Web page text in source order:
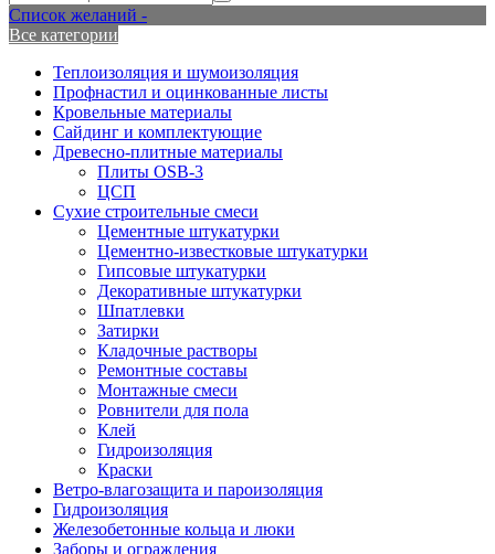
Список желаний -
Все категории
Теплоизоляция и шумоизоляция
Профнастил и оцинкованные листы
Кровельные материалы
Сайдинг и комплектующие
Древесно-плитные материалы
Плиты OSB-3
ЦСП
Сухие строительные смеси
Цементные штукатурки
Цементно-известковые штукатурки
Гипсовые штукатурки
Декоративные штукатурки
Шпатлевки
Затирки
Кладочные растворы
Ремонтные составы
Монтажные смеси
Ровнители для пола
Клей
Гидроизоляция
Краски
Ветро-влагозащита и пароизоляция
Гидроизоляция
Железобетонные кольца и люки
Заборы и ограждения